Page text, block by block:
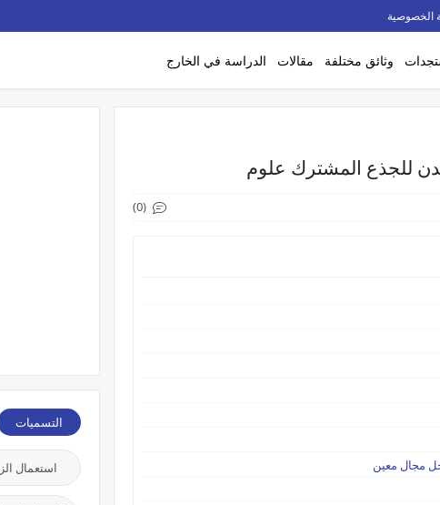
الخصوصية
وثائق مختلفة مقالات الدراسة في الخارج
للجذع المشترك علوم
(0)
مجال معين
التسميات
استعمال